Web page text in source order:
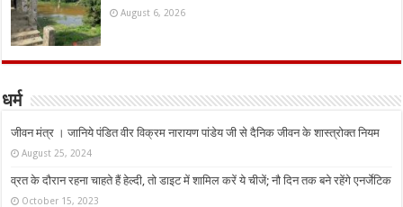
August 6, 2026
धर्म
जीवन मंत्र । जानिये पंडित वीर विक्रम नारायण पांडेय जी से दैनिक जीवन के शास्त्रोक्त नियम
August 25, 2024
व्रत के दौरान रहना चाहते हैं हेल्दी, तो डाइट में शामिल करें ये चीजें; नौ दिन तक बने रहेंगे एनर्जेटिक
October 15, 2023